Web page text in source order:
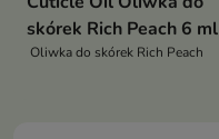
skórek Rich Peach 6 ml
Oliwka do skórek Rich Peach